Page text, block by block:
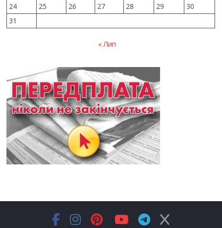
24
25 26 27 28 29
30
31
« Лип